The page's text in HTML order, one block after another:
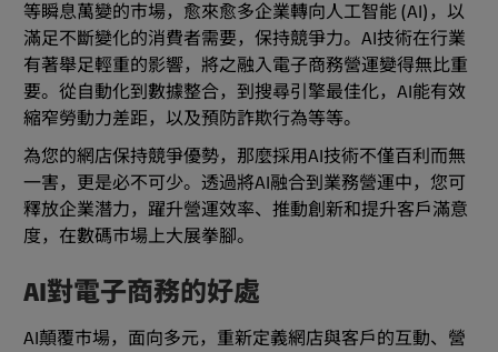
等瞬息萬變的市場，愈來愈多企業轉向人工智能 (AI)，以
滿足不斷變化的消費者需要，保持競爭力。AI技術在行業
有著舉足輕重的影響，將之融入電子商務營運變得無比重
要。從自動化到數據整合，到搜尋引擎最佳化，AI能有效
縮窄勞動力差距，以及預防詐欺行為等等。
為您的網店保持競爭優勢，那麼採用AI技術不僅百利而無
一害，更是必不可少。透過將AI融合到業務營運中，您可
釋放企業潛力，躍升營運效率、推動創新和提升客戶滿意
度，在數碼市場上大展拳腳。
AI對電子商務的好處
AI顛覆市場，面向多元，重新定義網店與客戶的互動、營